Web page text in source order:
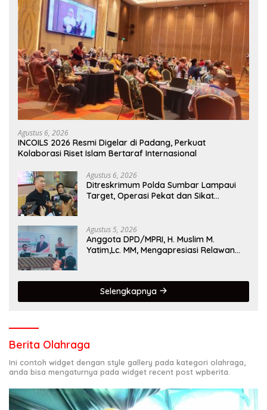
Agustus 6, 2026
INCOILS 2026 Resmi Digelar di Padang, Perkuat
Kolaborasi Riset Islam Bertaraf Internasional
Agustus 6, 2026
Ditreskrimum Polda Sumbar Lampaui
Target, Operasi Pekat dan Sikat
Agustus 5, 2026
Anggota DPD/MPRI, H. Muslim M.
Yatim,Lc. MM, Mengapresiasi Relawan
Selengkapnya
Berita Olahraga
Ini contoh widget dengan style gallery pada kategori olahraga,
anda bisa mengaturnya pada widget recent post wpberita.